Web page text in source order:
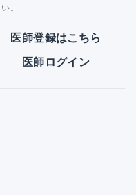
。
医師登録はこちら
医師ログイン